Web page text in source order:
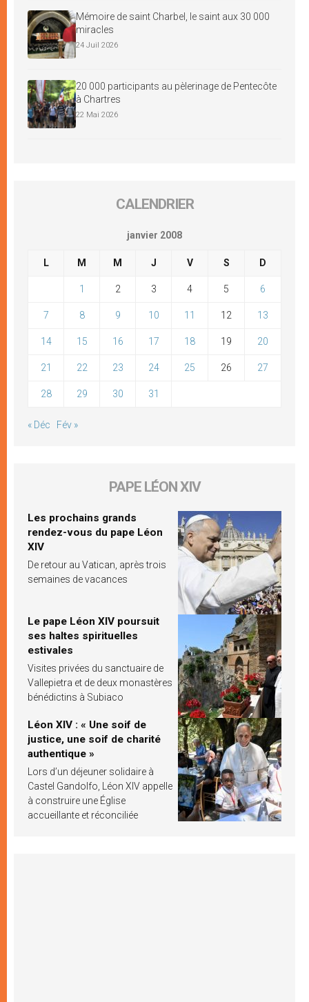
Mémoire de saint Charbel, le saint aux 30 000
miracles
24 Juil 2026
20 000 participants au pèlerinage de Pentecôte
à Chartres
22 Mai 2026
CALENDRIER
janvier 2008
L M M J V S D
1 2 3 4 5 6
7 8 9 10 11 12 13
14 15 16 17 18 19 20
21 22 23 24 25 26 27
28 29 30 31
« Déc Fév »
PAPE LÉON XIV
Les prochains grands
rendez-vous du pape Léon
XIV
De retour au Vatican, après trois
semaines de vacances
Le pape Léon XIV poursuit
ses haltes spirituelles
estivales
Visites privées du sanctuaire de
Vallepietra et de deux monastères
bénédictins à Subiaco
Léon XIV : « Une soif de
justice, une soif de charité
authentique »
Lors d’un déjeuner solidaire à
Castel Gandolfo, Léon XIV appelle
à construire une Église
accueillante et réconciliée